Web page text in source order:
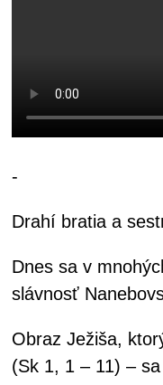
-
Drahí bratia a
Dnes sa v
slávnosť
Obraz Ježiša,
(Sk 1, 1 – 11) –